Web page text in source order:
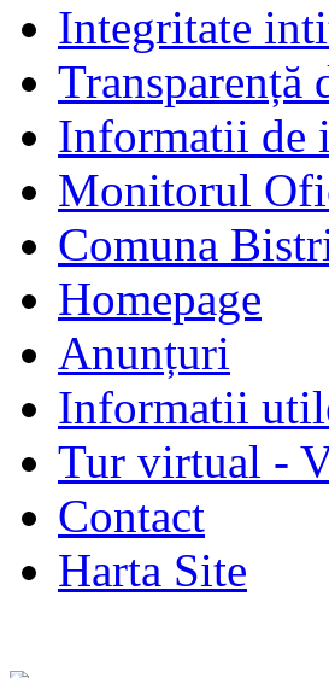
Integritate
Transparență
Informatii de
Monitorul
Comuna
Homepage
Anunțuri
Informatii
Tur virtual -
Contact
Harta Site